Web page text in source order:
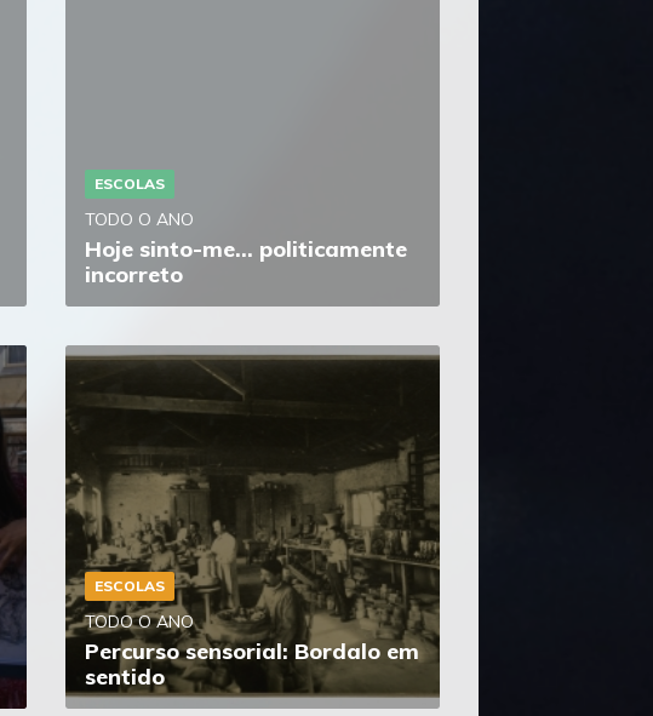
ESCOLAS
TODO O ANO
Hoje sinto-me… politicamente
incorreto
ESCOLAS
TODO O ANO
Percurso sensorial: Bordalo em
sentido